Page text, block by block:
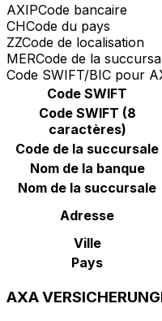
AXIPCode bancaire
CHCode du pays
ZZCode de localisation
MERCode de la
Code SWIFT/BIC pour
Code SWIFT
Code SWIFT (8
caractères)
Code de la succursale
Nom de la banque
Nom de la succursale
Adresse
Ville
Pays
AXA